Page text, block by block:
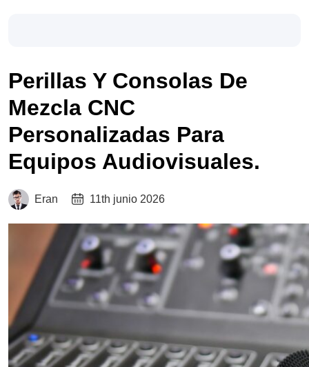
Perillas Y Consolas De
Mezcla CNC
Personalizadas Para
Equipos Audiovisuales.
Eran 11th junio 2026